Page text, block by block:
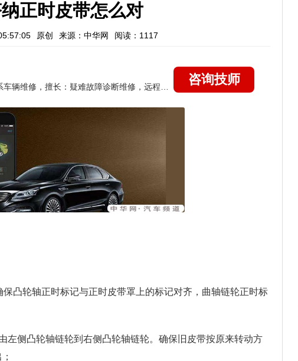
正时皮带怎么对
原创 来源：中华网 阅读：1117
咨询技师
凸轮轴正时标记与正时皮带罩上的标记对齐，曲轴链轮正时标
左侧凸轮轴链轮到右侧凸轮轴链轮。确保旧皮带按原来转动方